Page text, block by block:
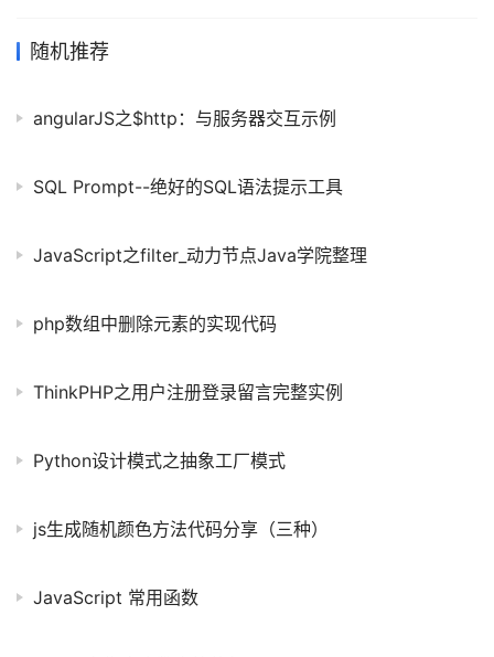
map是把列表a中每个元素转化为列表,第二个map是把a中每个元素
随机推荐
angularJS之$http：与服务器交互示例
SQL Prompt--绝好的SQL语法提示工具
JavaScript之filter_动力节点Java学院整理
php数组中删除元素的实现代码
ThinkPHP之用户注册登录留言完整实例
Python设计模式之抽象工厂模式
js生成随机颜色方法代码分享（三种）
JavaScript 常用函数